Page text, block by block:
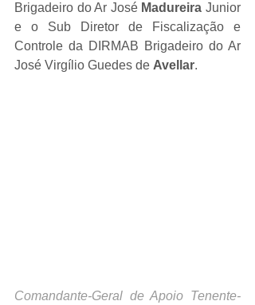
Brigadeiro do Ar José Madureira Junior
e o Sub Diretor de Fiscalização e
Controle da DIRMAB Brigadeiro do Ar
José Virgílio Guedes de Avellar.
Comandante-Geral de Apoio Tenente-